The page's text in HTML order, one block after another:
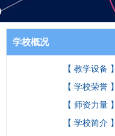
学校概况
【 教学设备 】
【 学校荣誉 】
【 师资力量 】
【 学校简介 】